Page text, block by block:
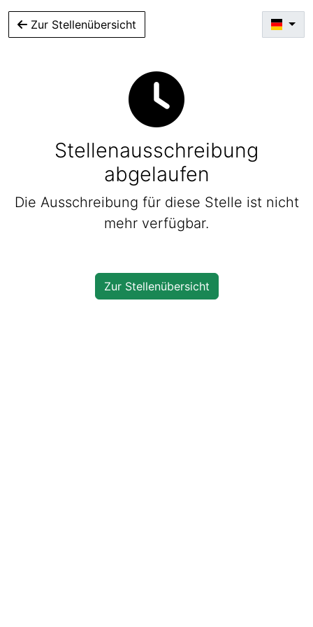
Zur Stellenübersicht
Stellenausschreibung
abgelaufen
Die Ausschreibung für diese Stelle ist nicht
mehr verfügbar.
Zur Stellenübersicht